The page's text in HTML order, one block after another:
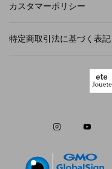
カスタマーポリシー
特定商取引法に基づく表記